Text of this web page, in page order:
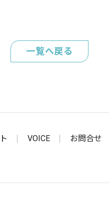
一覧へ戻る
VOICE お問合せ